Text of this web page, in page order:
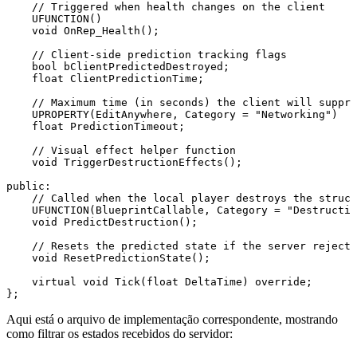
    // Triggered when health changes on the client
    UFUNCTION()
    void OnRep_Health();
    // Client-side prediction tracking flags
    bool bClientPredictedDestroyed;
    float ClientPredictionTime;
// Maximum time (in seconds) the client will
    UPROPERTY(EditAnywhere, Category = "Networking")
    float PredictionTimeout;
    // Visual effect helper function
    void TriggerDestructionEffects();
public:
// Called when the local player destroys the
UFUNCTION(BlueprintCallable, Category =
    void PredictDestruction();
// Resets the predicted state if the server
    void ResetPredictionState();
    virtual void Tick(float DeltaTime) override;
Aqui está o arquivo de implementação correspondente, mostrando
como filtrar os estados recebidos do servidor: